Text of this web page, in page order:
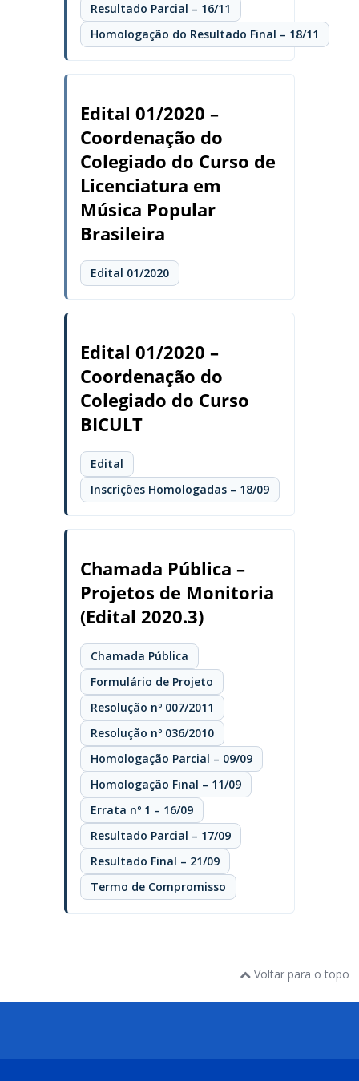
Resultado Parcial – 16/11
Homologação do Resultado Final – 18/11
Edital 01/2020 –
Coordenação do
Colegiado do Curso de
Licenciatura em
Música Popular
Brasileira
Edital 01/2020
Edital 01/2020 –
Coordenação do
Colegiado do Curso
BICULT
Edital
Inscrições Homologadas – 18/09
Chamada Pública –
Projetos de Monitoria
(Edital 2020.3)
Chamada Pública
Formulário de Projeto
Resolução nº 007/2011
Resolução nº 036/2010
Homologação Parcial – 09/09
Homologação Final – 11/09
Errata nº 1 – 16/09
Resultado Parcial – 17/09
Resultado Final – 21/09
Termo de Compromisso
Voltar para o topo